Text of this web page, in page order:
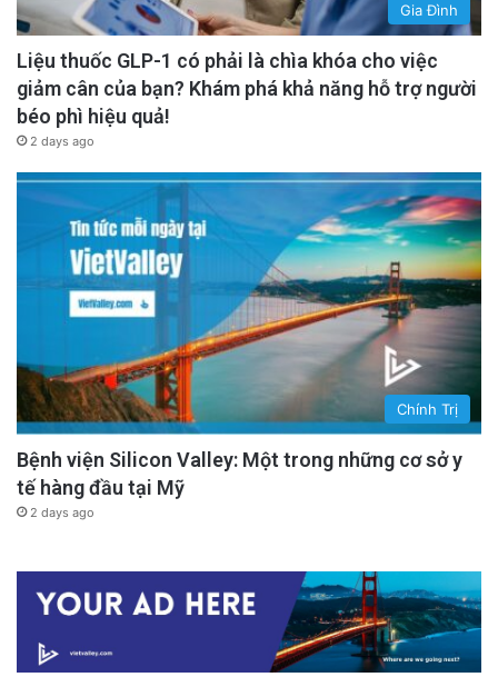
Gia Đình
Liệu thuốc GLP-1 có phải là chìa khóa cho việc
giảm cân của bạn? Khám phá khả năng hỗ trợ người
béo phì hiệu quả!
2 days ago
Chính Trị
Bệnh viện Silicon Valley: Một trong những cơ sở y
tế hàng đầu tại Mỹ
2 days ago